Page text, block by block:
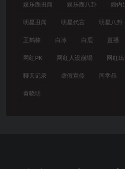
娱乐圈丑闻 娱乐圈八卦 婚内
明星丑闻 明星代言 明星八卦
王鹤棣 白冰 白鹿 直播
网红PK 网红人设崩塌 网红出
聊天记录 虚假宣传 闫学晶
黄晓明